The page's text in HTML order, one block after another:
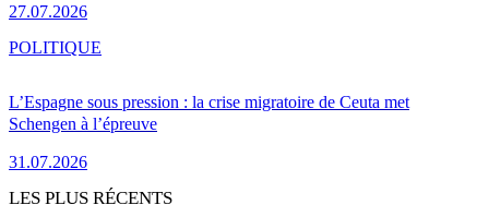
27.07.2026
L’Espagne sous pression : la crise migratoire de Ceuta met
Schengen à l’épreuve
31.07.2026
POLITIQUE
LES PLUS RÉCENTS